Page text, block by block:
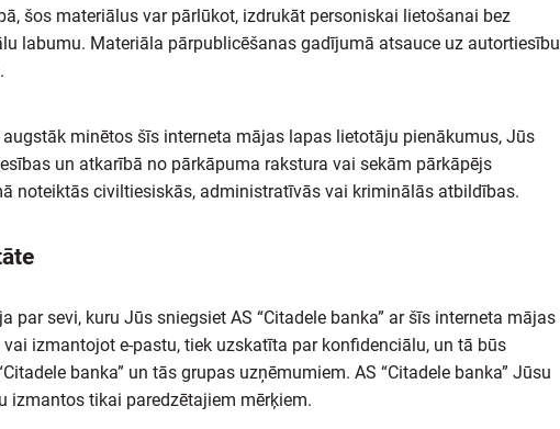
šos materiālus var pārlūkot, izdrukāt personiskai lietošanai bez
labumu. Materiāla pārpublicēšanas gadījumā atsauce uz autortiesību
minētos šīs interneta mājas lapas lietotāju pienākumus, Jūs
un atkarībā no pārkāpuma rakstura vai sekām pārkāpējs
noteiktās civiltiesiskās, administratīvās vai kriminālās atbildības.
par sevi, kuru Jūs sniegsiet AS “Citadele banka” ar šīs interneta mājas
izmantojot e-pastu, tiek uzskatīta par konfidenciālu, un tā būs
banka” un tās grupas uzņēmumiem. AS “Citadele banka” Jūsu
izmantos tikai paredzētajiem mērķiem.